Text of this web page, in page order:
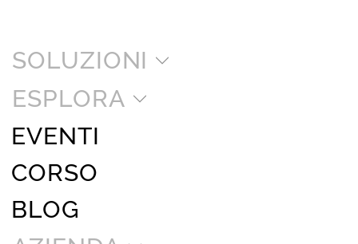
SOLUZIONI
ESPLORA
EVENTI
CORSO
BLOG